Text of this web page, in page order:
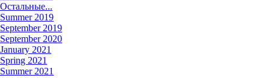
Остальные...
Summer 2019
September 2019
September 2020
January 2021
Spring 2021
Summer 2021